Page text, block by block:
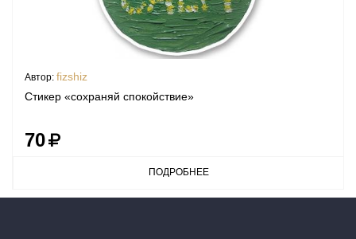
Автор: fizshiz
Стикер «сохраняй спокойствие»
70
ПОДРОБНЕЕ